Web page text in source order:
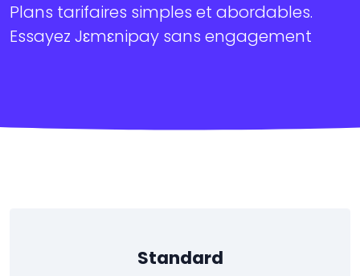
Plans tarifaires simples et abordables.
Essayez Jɛmɛnipay sans engagement
Standard